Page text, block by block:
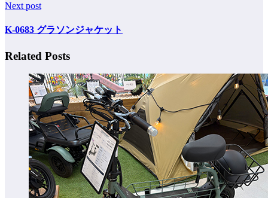
Next post
K-0683 グラソンジャケット
Related Posts